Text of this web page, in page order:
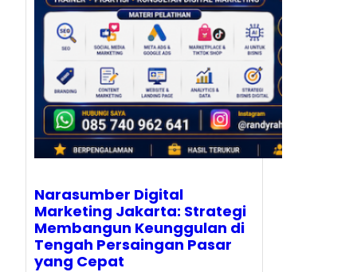
Narasumber Digital
Marketing Jakarta: Strategi
Membangun Keunggulan di
Tengah Persaingan Pasar
yang Cepat